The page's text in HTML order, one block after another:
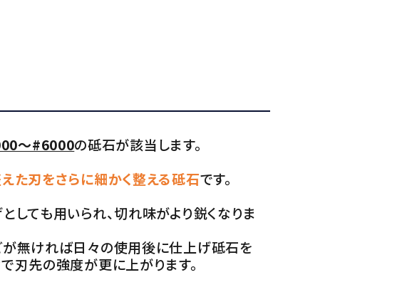
～#6000の砥石が該当します。
た刃をさらに細かく整える砥石です。
しても用いられ、切れ味がより鋭くなりま
無ければ日々の使用後に仕上げ砥石を
刃先の強度が更に上がります。